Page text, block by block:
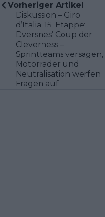
Vorheriger Artikel
Diskussion – Giro
d’Italia, 15. Etappe:
Dversnes’ Coup der
Cleverness –
Sprintteams versagen,
Motorräder und
Neutralisation werfen
Fragen auf